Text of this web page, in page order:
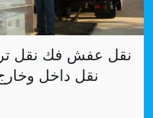
نقل عفش فك نقل
نقل داخل